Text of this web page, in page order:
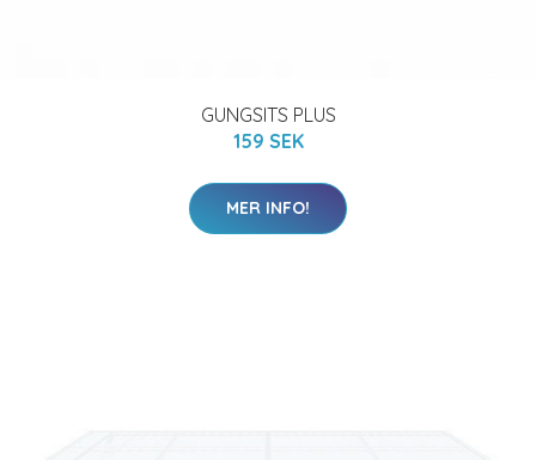
GUNGSITS PLUS
159 SEK
MER INFO!